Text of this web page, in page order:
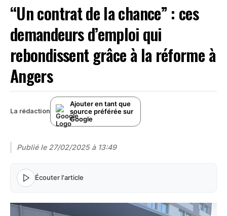
“Un contrat de la chance” : ces
demandeurs d’emploi qui
rebondissent grâce à la réforme à
Angers
La rédaction
Ajouter en tant que
source préférée sur
Google
Publié le 27/02/2025 à 13:49
Écouter l'article